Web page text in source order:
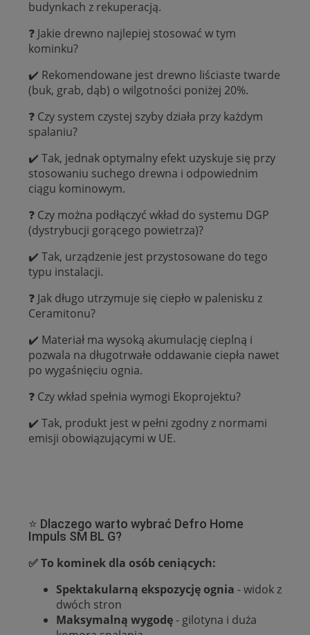
budynkach z rekuperacją.
❓ Jakie drewno najlepiej stosować w tym
kominku?
✔️ Rekomendowane jest drewno liściaste twarde
(buk, grab, dąb) o wilgotności poniżej 20%.
❓ Czy system czystej szyby działa przy każdym
spalaniu?
✔️ Tak, jednak optymalny efekt uzyskuje się przy
stosowaniu suchego drewna i odpowiednim
ciągu kominowym.
❓ Czy można podłączyć wkład do systemu DGP
(dystrybucji gorącego powietrza)?
✔️ Tak, urządzenie jest przystosowane do tego
typu instalacji.
❓ Jak długo utrzymuje się ciepło w palenisku z
Ceramitonu?
✔️ Materiał ma wysoką akumulację cieplną i
pozwala na długotrwałe oddawanie ciepła nawet
po wygaśnięciu ognia.
❓ Czy wkład spełnia wymogi Ekoprojektu?
✔️ Tak, produkt jest w pełni zgodny z normami
emisji obowiązującymi w UE.
⭐ Dlaczego warto wybrać Defro Home
Impuls SM BL G?
✅ To kominek dla osób ceniących:
Spektakularną ekspozycję ognia - widok z
dwóch stron
Maksymalną wygodę- gilotyna i duża